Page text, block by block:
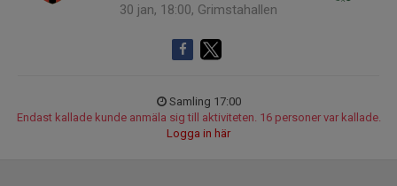
30 jan, 18:00, Grimstahallen
Samling 17:00
Endast kallade kunde anmäla sig till aktiviteten. 16 personer var kallade.
Logga in här